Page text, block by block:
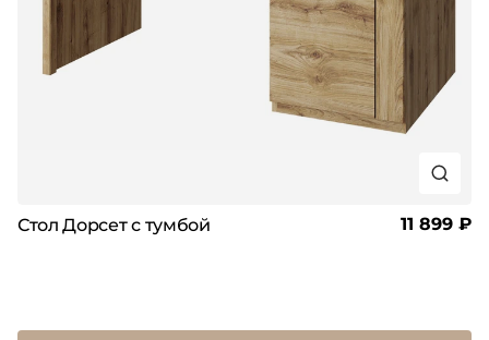
Стол Дорсет с тумбой 11 899 ₽